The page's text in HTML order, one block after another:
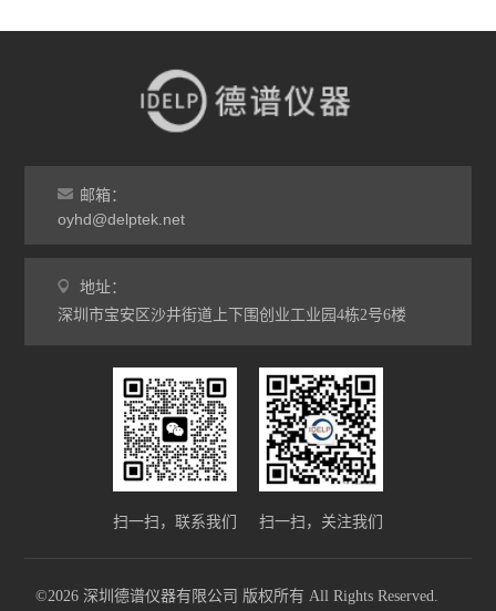
邮箱：
oyhd@delptek.net
地址：
深圳市宝安区沙井街道上下围创业工业园4栋2号6楼
扫一扫，联系我们 扫一扫，关注我们
©2026 深圳德谱仪器有限公司 版权所有 All Rights Reserved.